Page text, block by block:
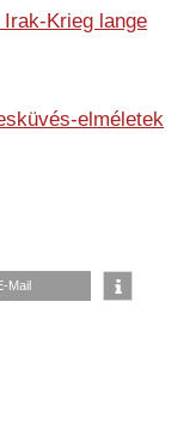
Krieg lange
elméletek
Mail